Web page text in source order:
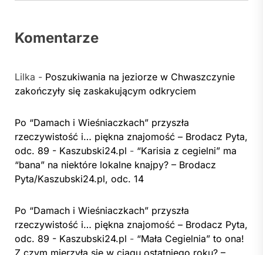
Komentarze
Lilka - Poszukiwania na jeziorze w Chwaszczynie
zakończyły się zaskakującym odkryciem
Po “Damach i Wieśniaczkach” przyszła
rzeczywistość i… piękna znajomość – Brodacz Pyta,
odc. 89 - Kaszubski24.pl - “Karisia z cegielni” ma
“bana” na niektóre lokalne knajpy? – Brodacz
Pyta/Kaszubski24.pl, odc. 14
Po “Damach i Wieśniaczkach” przyszła
rzeczywistość i… piękna znajomość – Brodacz Pyta,
odc. 89 - Kaszubski24.pl - “Mała Cegielnia” to ona!